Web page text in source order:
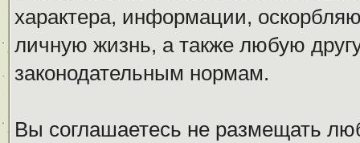
характера, информации,
личную жизнь, а также любую
законодательным нормам.
Вы соглашаетесь не размещать